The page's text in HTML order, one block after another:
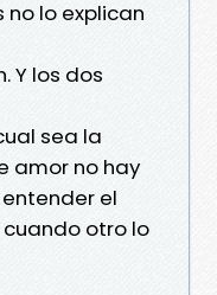
lo explican
Y los dos
sea la
amor no hay
el
otro lo